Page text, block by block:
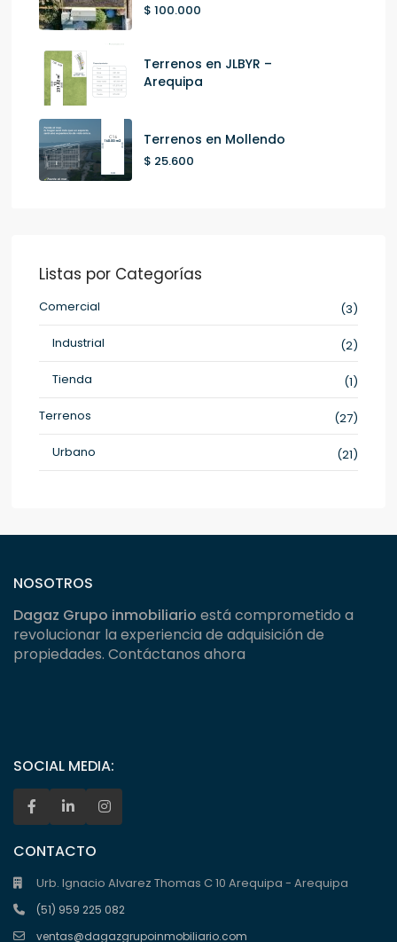
$ 100.000
Terrenos en JLBYR –
Arequipa
Terrenos en Mollendo
$ 25.600
Listas por Categorías
Comercial
(3)
Industrial
(2)
Tienda
(1)
Terrenos
(27)
Urbano
(21)
NOSOTROS
Dagaz Grupo inmobiliario está comprometido a
revolucionar la experiencia de adquisición de
propiedades. Contáctanos ahora
SOCIAL MEDIA:
CONTACTO
Urb. Ignacio Alvarez Thomas C 10 Arequipa - Arequipa
(51) 959 225 082
ventas@dagazgrupoinmobiliario.com